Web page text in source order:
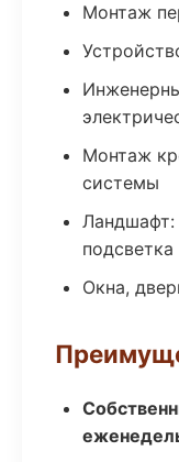
Монтаж
Монтаж
системы
подсветка
Окна,